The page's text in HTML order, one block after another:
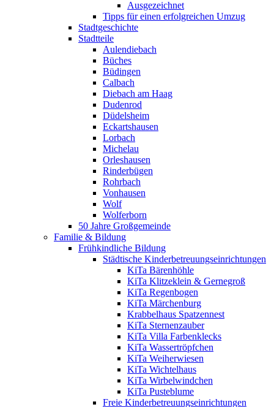
Ausgezeichnet
Tipps für einen erfolgreichen Umzug
Stadtgeschichte
Stadtteile
Aulendiebach
Büches
Büdingen
Calbach
Diebach am Haag
Dudenrod
Düdelsheim
Eckartshausen
Lorbach
Michelau
Orleshausen
Rinderbügen
Rohrbach
Vonhausen
Wolf
Wolferborn
50 Jahre Großgemeinde
Familie & Bildung
Frühkindliche Bildung
Städtische Kinderbetreuungseinrichtungen
KiTa Bärenhöhle
KiTa Klitzeklein & Gernegroß
KiTa Regenbogen
KiTa Märchenburg
Krabbelhaus Spatzennest
KiTa Sternenzauber
KiTa Villa Farbenklecks
KiTa Wassertröpfchen
KiTa Weiherwiesen
KiTa Wichtelhaus
KiTa Wirbelwindchen
KiTa Pusteblume
Freie Kinderbetreuungseinrichtungen